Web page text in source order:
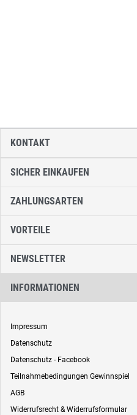
SICHER EINKAUFEN
ZAHLUNGSARTEN
VORTEILE
NEWSLETTER
INFORMATIONEN
Impressum
Datenschutz
Datenschutz - Facebook
Teilnahmebedingungen Gewinnspiel
AGB
Widerrufsrecht & Widerrufsformular
KONTAKT